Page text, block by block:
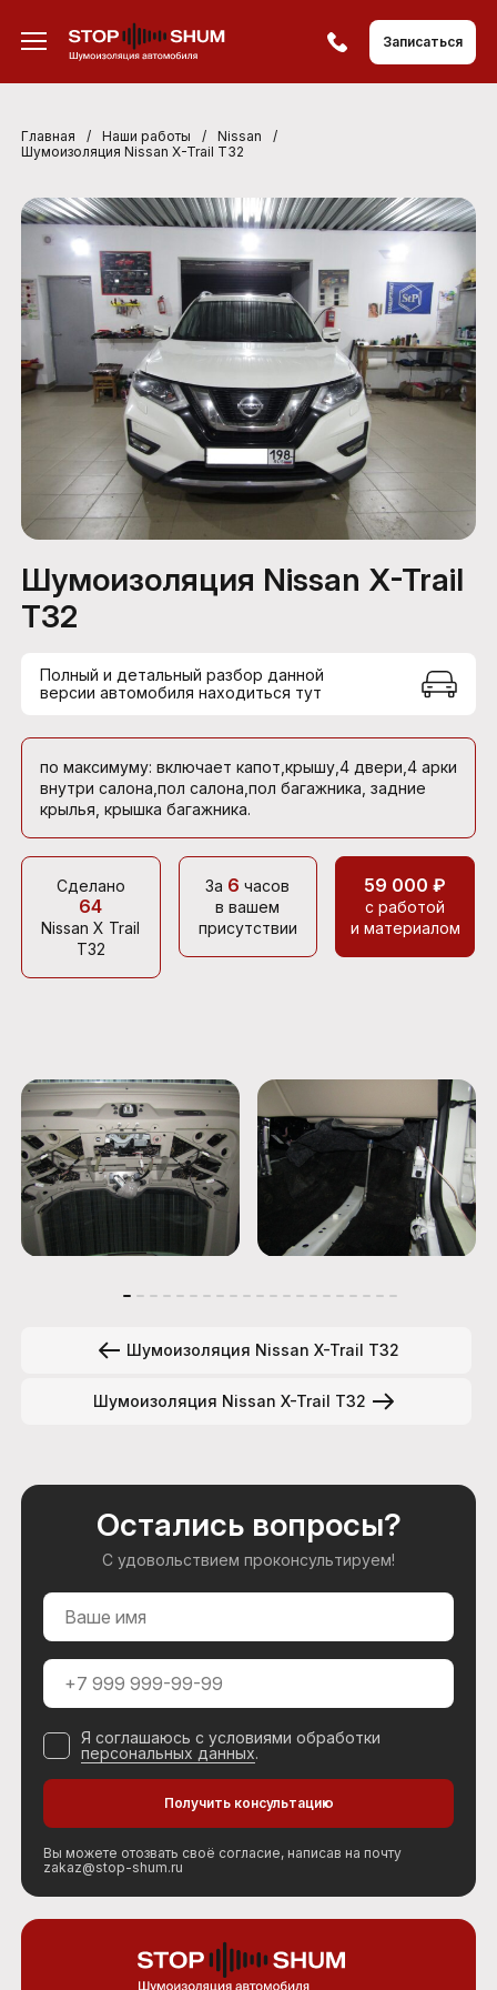
Записаться
Главная / Наши работы / Nissan
/
Шумоизоляция Nissan X-Trail T32
Шумоизоляция Nissan X-Trail
T32
Полный и детальный разбор данной
версии автомобиля находиться тут
по максимуму: включает капот,крышу,4 двери,4 арки
внутри салона,пол салона,пол багажника, задние
крылья, крышка багажника.
Сделано
64
Nissan X Trail
T32
За 6 часов
в вашем
присутствии
59 000 ₽
с работой
и материалом
Шумоизоляция Nissan X-Trail T32
Шумоизоляция Nissan X-Trail T32
Остались вопросы?
С удовольствием проконсультируем!
Я соглашаюсь с условиями обработки
персональных данных.
Вы можете отозвать своё согласие, написав на почту
zakaz@stop-shum.ru